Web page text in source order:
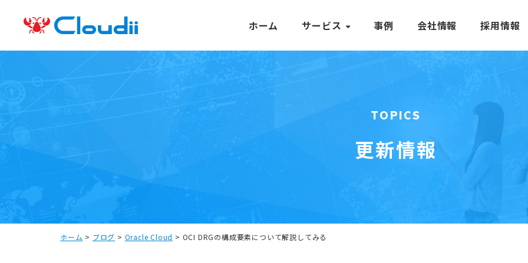
ホーム サービス 事例 会社情報 採用情報
TOPICS
更新情報
ホーム > ブログ > Oracle Cloud > OCI DRGの構成要素について解説してみる